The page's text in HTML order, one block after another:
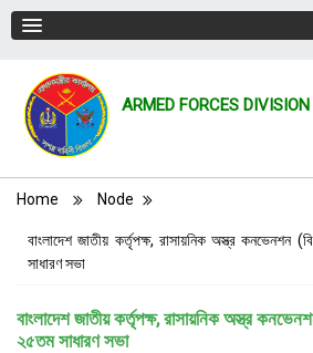
ARMED FORCES DIVISION
Breadcrumb
Home Node
বাংলাদেশ জাতীয় কর্তৃপক্ষ, রাসায়নিক অস্ত্র কনভেনশন
সাধারণ সভা
বাংলাদেশ জাতীয় কর্তৃপক্ষ, রাসায়নিক অস্ত্র
২৫তম সাধারণ সভা